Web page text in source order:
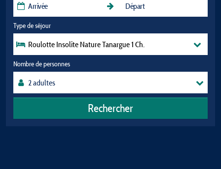
Type de séjour
Roulotte Insolite Nature Tanargue 1 Ch.
Nombre de personnes
Rechercher